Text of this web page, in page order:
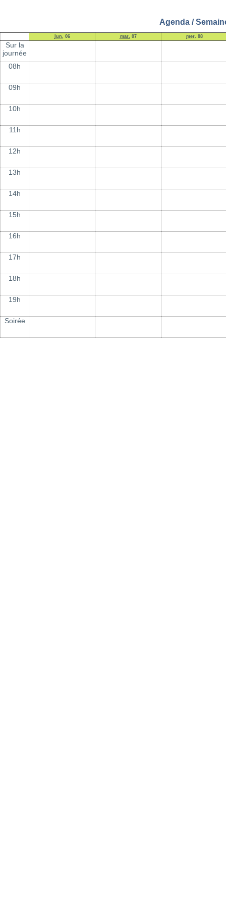
Agenda /
lun. 06 mar. 07 mer. 08
Sur la
journée
08h
09h
10h
11h
12h
13h
14h
15h
16h
17h
18h
19h
Soirée